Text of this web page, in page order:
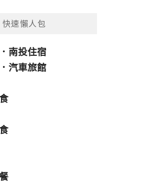
快速懶人包
． 南投住宿
．汽車旅館